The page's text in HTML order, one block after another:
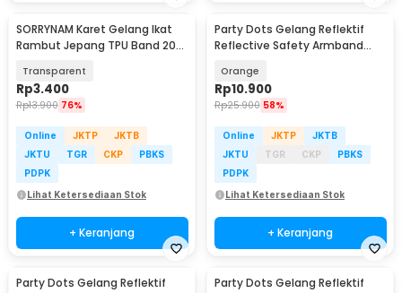
SORRYNAM Karet Gelang Ikat
Rambut Jepang TPU Band 200
Transparent
Rp3.400
Rp13.900 76%
Online JKTP
JKTB
JKTU
TGR CKP
PBKS
PDPK
Lihat Ketersediaan Stok
+ Keranjang
Party Dots Gelang Reflektif
Reflective Safety Armband
Orange
Rp10.900
Rp25.900 58%
Online JKTP
JKTB
JKTU
TGR CKP
PBKS
PDPK
Lihat Ketersediaan Stok
+ Keranjang
Party Dots Gelang Reflektif
Party Dots Gelang Reflektif